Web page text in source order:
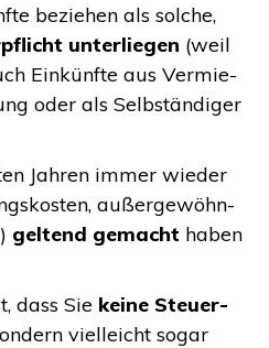
bezie­hen als sol­che,
unter­lie­gen (weil
Ein­künf­te aus Ver­mie­
oder als Selb­stän­di­ger
Jah­ren immer wie­der
außer­ge­wöhn­
gel­tend gemacht haben
dass Sie kei­ne Steu­er­
viel­leicht sogar